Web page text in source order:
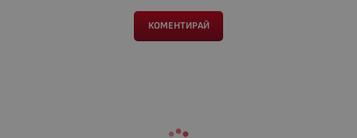
КОМЕНТИРАЙ